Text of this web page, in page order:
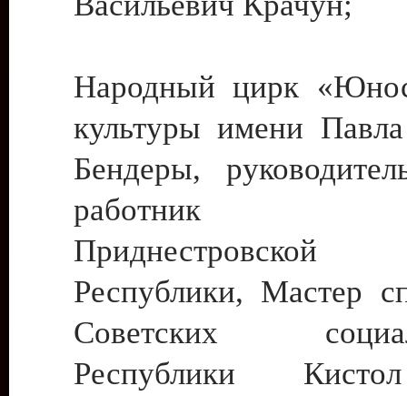
Народный цирк
культуры имени
Бендеры,
работник
Приднестровской
Республики, Мастер
Советских
Республики